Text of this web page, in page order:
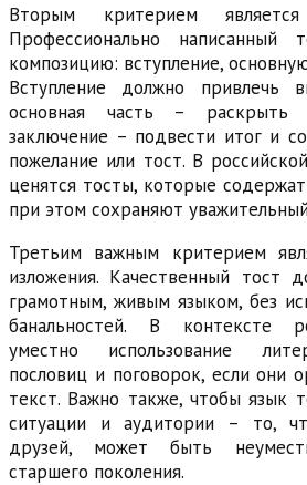
Вторым критерием
Профессионально написанный
композицию: вступление,
Вступление должно привлечь
основная часть –
заключение – подвести итог и
пожелание или тост. В
ценятся тосты, которые
при этом сохраняют
Третьим важным критерием
изложения. Качественный тост
грамотным, живым языком, без
банальностей. В контексте
уместно использование
пословиц и поговорок, если они
текст. Важно также, чтобы язык
ситуации и аудитории – то,
друзей, может быть
старшего поколения.